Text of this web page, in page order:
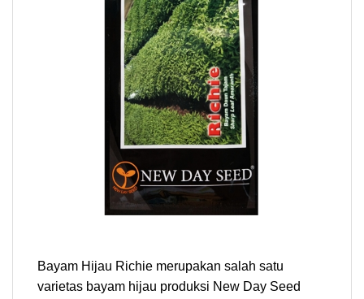
Bayam Hijau Richie merupakan salah satu
varietas bayam hijau produksi New Day Seed